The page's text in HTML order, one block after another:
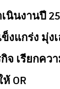
เนินงานปี
งแกร่ง มุ่ง
จ เรียกคว
OR